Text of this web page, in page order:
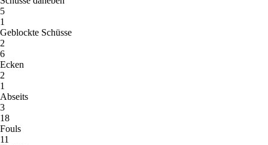
5
1
Geblockte Schüsse
2
6
Ecken
2
1
Abseits
3
18
Fouls
11